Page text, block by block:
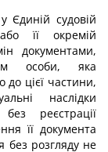
Єдиній судовій
або її окремій
документами,
особи, яка
до цієї частини,
наслідки
реєстрації
її документа
без розгляду не